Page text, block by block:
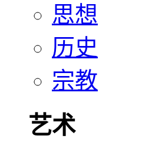
思想
历史
宗教
艺术